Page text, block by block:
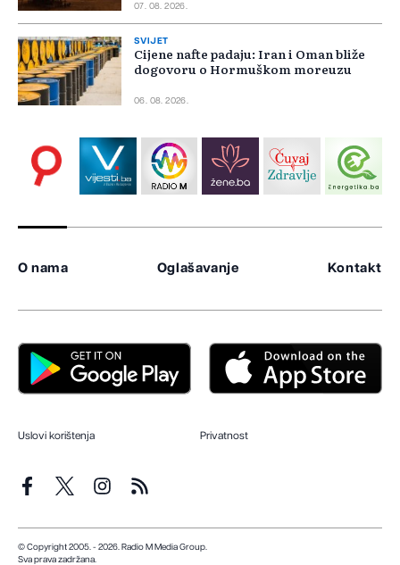
07. 08. 2026.
SVIJET
Cijene nafte padaju: Iran i Oman bliže
dogovoru o Hormuškom moreuzu
06. 08. 2026.
O nama Oglašavanje Kontakt
Uslovi korištenja Privatnost
© Copyright 2005. - 2026. Radio M Media Group.
Sva prava zadržana.